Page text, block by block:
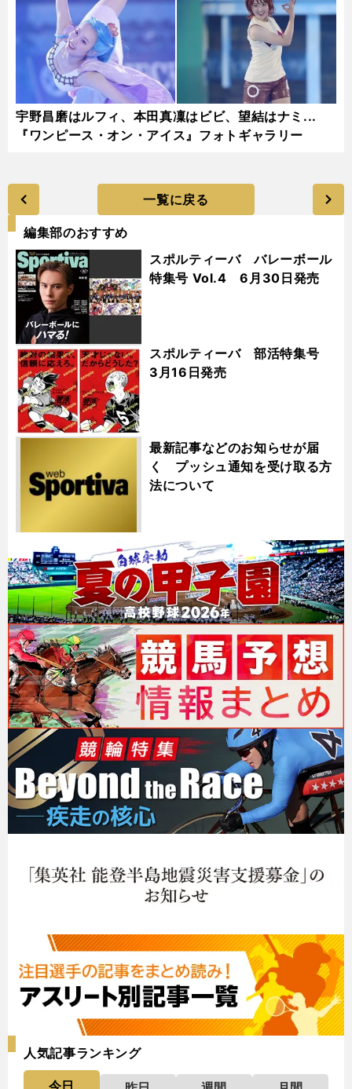
宇野昌磨はルフィ、本田真凜はビビ、望結はナミ...
『ワンピース・オン・アイス』フォトギャラリー
一覧に戻る
編集部のおすすめ
スポルティーバ バレーボール
特集号 Vol.4 6月30日発売
スポルティーバ 部活特集号
3月16日発売
最新記事などのお知らせが届
く プッシュ通知を受け取る方
法について
人気記事ランキング
今日